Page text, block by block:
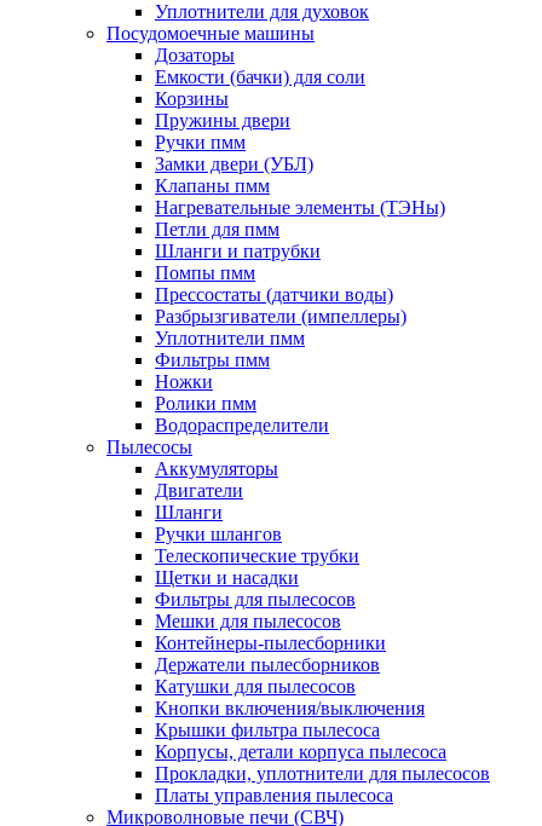
Уплотнители для духовок
Посудомоечные машины
Дозаторы
Емкости (бачки) для соли
Корзины
Пружины двери
Ручки пмм
Замки двери (УБЛ)
Клапаны пмм
Нагревательные элементы (ТЭНы)
Петли для пмм
Шланги и патрубки
Помпы пмм
Прессостаты (датчики воды)
Разбрызгиватели (импеллеры)
Уплотнители пмм
Фильтры пмм
Ножки
Ролики пмм
Водораспределители
Пылесосы
Аккумуляторы
Двигатели
Шланги
Ручки шлангов
Телескопические трубки
Щетки и насадки
Фильтры для пылесосов
Мешки для пылесосов
Контейнеры-пылесборники
Держатели пылесборников
Катушки для пылесосов
Кнопки включения/выключения
Крышки фильтра пылесоса
Корпусы, детали корпуса пылесоса
Прокладки, уплотнители для пылесосов
Платы управления пылесоса
Микроволновые печи (СВЧ)